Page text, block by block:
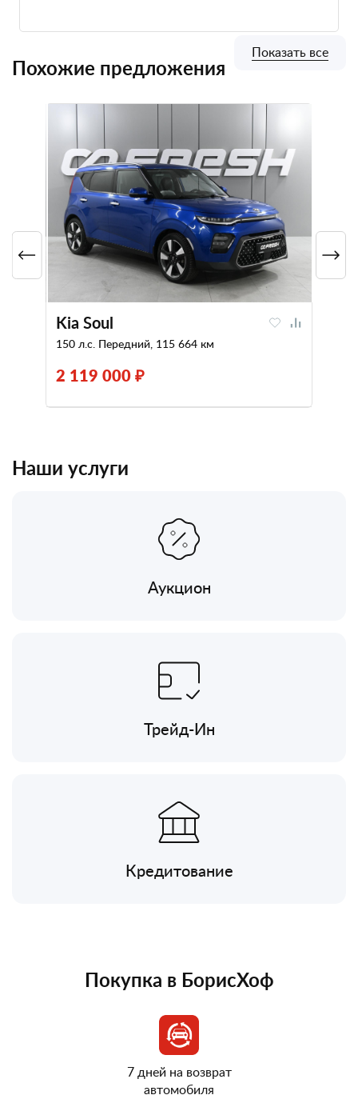
Похожие предложения
Kia Soul
150 л.с. Передний, 115 664 км
2 119 000 ₽
Показать все
Наши услуги
Аукцион
Трейд-Ин
Кредитование
Покупка в БорисХоф
7 дней на возврат
автомобиля